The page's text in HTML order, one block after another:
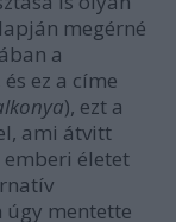
megérné
a
ez a címe
), ezt a
ami átvitt
életet
úgy mentette